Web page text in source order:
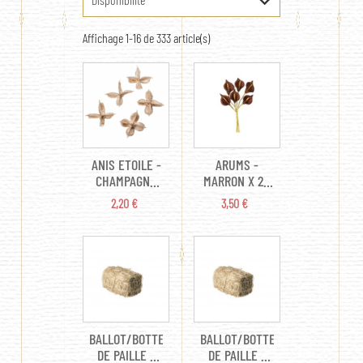
Affichage 1-16 de 333 article(s)
ANIS ETOILE -
CHAMPAGNE
MAT X 5 (7CM)
PRIX
2,20 €
ARUMS -
MARRON X 24
(EN TISSU
2CM)
PRIX
3,50 €
BALLOT/BOTTE
DE PAILLE -
BALLOT/BOTTE
DE PAILLE -